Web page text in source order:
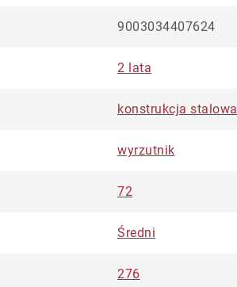
9003034407624
2 lata
konstrukcja stalowa
wyrzutnik
72
Średni
276